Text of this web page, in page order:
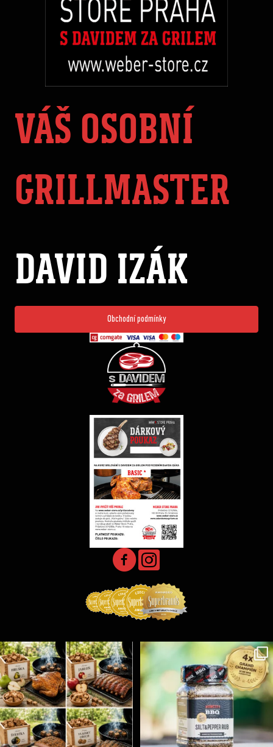
VÁŠ OSOBNÍ
GRILLMASTER
DAVID IZÁK
Obchodní podmínky
Udící špalíky - BORN TO SMOKE - různé druhy k...
5 0
Koření Suncity – autentická BBQ chuť u vás doma!...
1 0